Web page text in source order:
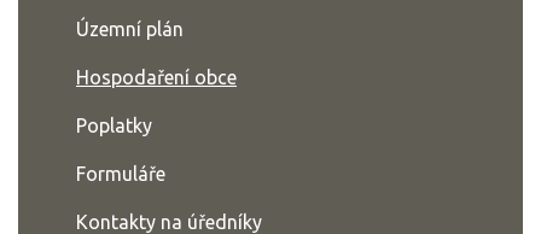
Územní plán
Hospodaření obce
Poplatky
Formuláře
Kontakty na úředníky